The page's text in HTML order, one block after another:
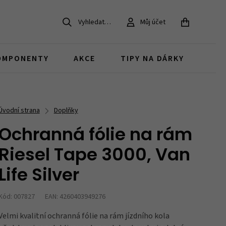
Vyhledat… Můj účet
Gravel kola
děti 6 - 9 let
Juniorská kola
děti nad 12 let
Díly pro dětská kola
náhradní díly a součástky
Koloběžky pro děti
MTB
Chrániče na kolo
Zvonky
Brzdy
Duše, pláště a ventilky
AKCE
Doplňky v akci
Brašny v akci
TIPY NA DÁRKY
dárky pro MTB cyklisty
Bestsellery
co si oblíbili naši zákazníci
strana Doplňky
fólie na rám
Riesel Tape 3000, Van
Life Silver
007827 EAN: 4260403949276
kvalitní ochranná fólie na rám jízdního kola